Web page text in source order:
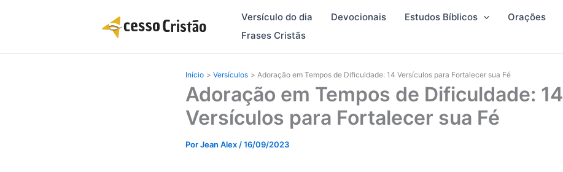
Versículo do dia Devocionais Estudos Bíblicos Orações
Frases Cristãs
Início Versículos Adoração em Tempos de Dificuldade: 14 Versículos para Fortalecer sua Fé
Adoração em Tempos de Dificuldade: 14
Versículos para Fortalecer sua Fé
PorJean Alex/16/09/2023